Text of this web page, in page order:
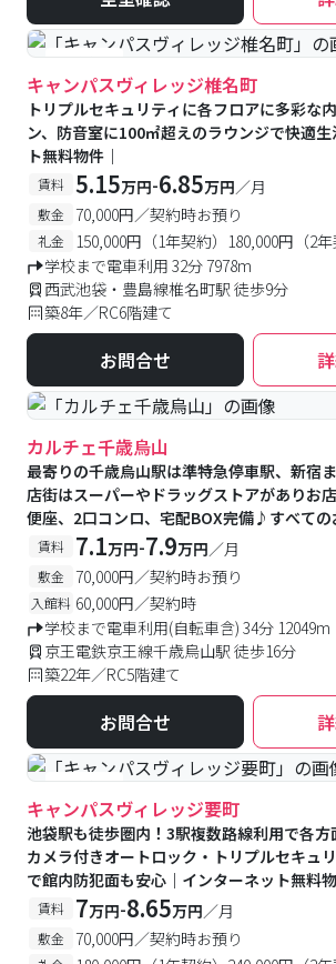
#食事付き
キャンパスヴィレッジ椎名町
トリプルセキュリティに各フロアに多彩な
ン、防音室に100㎡超えのラウンジで快適
ト無料物件｜
賃料 5.15万円-6.85万円／月
敷金 70,000円／契約時お預り
礼金
150,000円（1年契約）180,000円（2
学校まで電車利用 32分 7978m
西武池袋・豊島線椎名町駅 徒歩9分
築8年／RC6階建て
お問合せ
カルチェ千歳烏山
最寄りの千歳烏山駅は準特急停車駅、新宿
店街はスーパーやドラッグストアがありお
便座、2口コンロ、宅配BOX完備♪すべての
で広々♪
賃料 7.1万円-7.9万円／月
敷金 70,000円／契約時お預り
入館料 60,000円／契約時
学校まで電車利用(自転車含) 34分 12049m
京王電鉄京王線千歳烏山駅 徒歩16分
築22年／RC5階建て
お問合せ
#食事付き
キャンパスヴィレッジ要町
池袋駅も徒歩圏内！3駅複数路線利用で各
カメラ付きオートロック・トリプルセキュ
で館内防犯面も安心｜インターネット無料
賃料 7万円-8.65万円／月
敷金 70,000円／契約時お預り